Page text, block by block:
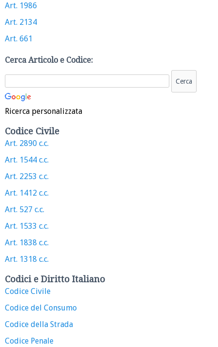
Art. 1986
Art. 2134
Art. 661
Cerca Articolo e Codice:
Ricerca personalizzata
Codice Civile
Art. 2890 c.c.
Art. 1544 c.c.
Art. 2253 c.c.
Art. 1412 c.c.
Art. 527 c.c.
Art. 1533 c.c.
Art. 1838 c.c.
Art. 1318 c.c.
Codici e Diritto Italiano
Codice Civile
Codice del Consumo
Codice della Strada
Codice Penale